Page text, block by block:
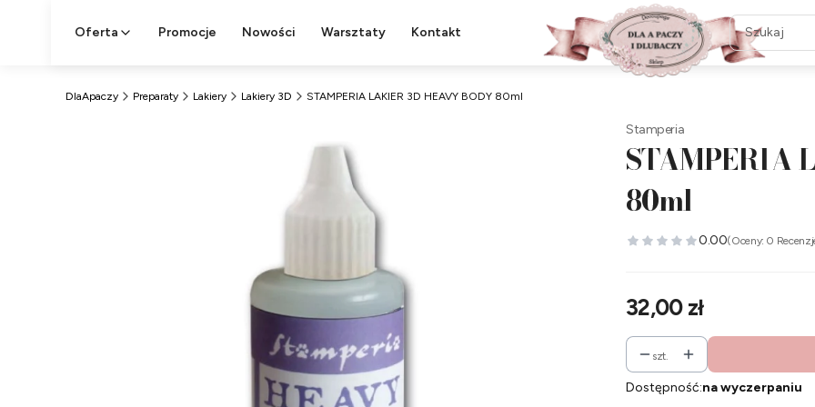
Oferta Promocje Nowości Warsztaty Kontakt
DlaApaczy Preparaty Lakiery Lakiery 3D STAMPERIA LAKIER 3D HEAVY BODY 80ml
Stamperia
STAMPERIA
80ml
0.00(Oceny: 0
Cena
32,00 zł
szt.
Dostępność:na wyczerpaniu